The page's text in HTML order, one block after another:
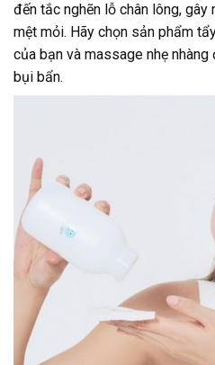
đến tắc nghẽn lỗ chân lông, gây
mệt mỏi. Hãy chọn sản phẩm
của bạn và massage nhẹ
bụi bẩn.